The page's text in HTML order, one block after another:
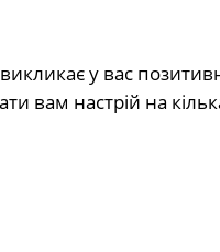
у вас
вам настрій на